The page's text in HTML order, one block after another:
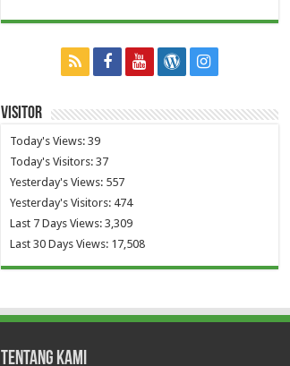
Visitor
Today's Views: 39
Today's Visitors: 37
Yesterday's Views: 557
Yesterday's Visitors: 474
Last 7 Days Views: 3,309
Last 30 Days Views: 17,508
Tentang Kami